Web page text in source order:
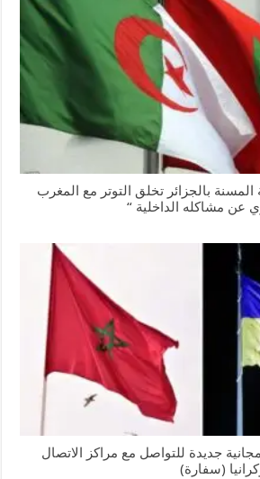
المسنة بالجزائر تخلق التوتر مع المغرب
مشاكله الداخلية “
جديدة للتواصل مع مراكز الاتصال
(سفارة)